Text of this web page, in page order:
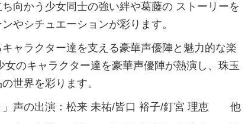
向かう少女同士の強い絆や葛藤の ストーリーを
やシチュエーションが彩ります。
ャラクター達を支える豪華声優陣と魅力的な楽
女のキャラクター達を豪華声優陣が熱演し、珠玉
世界を彩ります。
」声の出演：松来 未祐/皆口 裕子/釘宮 理恵 他